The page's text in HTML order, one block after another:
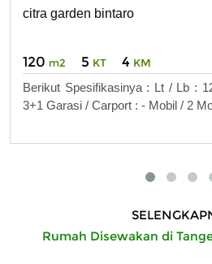
citra garden bintaro
120 m2 5 KT 4 KM
Berikut Spesifikasinya : Lt / Lb :
3+1 Garasi / Carport : - Mobil / 2
Rumah Disewakan di